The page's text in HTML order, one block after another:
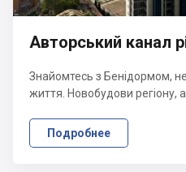
Авторський канал
Знайомтесь з Бенідормом,
життя. Новобудови регіону,
Подробнее